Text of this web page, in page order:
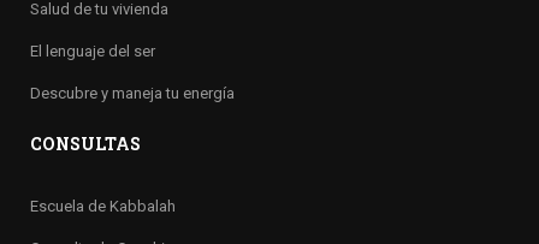
Salud de tu vivienda
El lenguaje del ser
Descubre y maneja tu energía
CONSULTAS
Escuela de Kabbalah